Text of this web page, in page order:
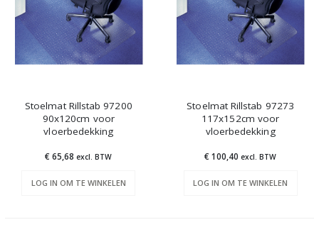
Stoelmat Rillstab 97200
90x120cm voor
vloerbedekking
€ 65,68excl. BTW
LOG IN OM TE WINKELEN
Stoelmat Rillstab 97273
117x152cm voor
vloerbedekking
€ 100,40excl. BTW
LOG IN OM TE WINKELEN